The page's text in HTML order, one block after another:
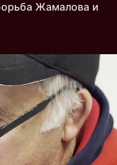
Жамалова и